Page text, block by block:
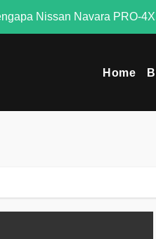
Nissan Navara PRO-
Home